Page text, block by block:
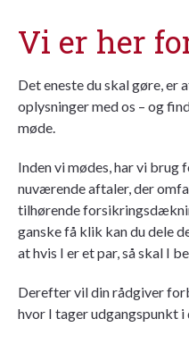
Vi er her
Det eneste du skal gøre, er
oplysninger med os – og
møde.
Inden vi mødes, har vi brug
nuværende aftaler, der
tilhørende
ganske få klik kan du dele
at hvis I er et par, så skal I
Derefter vil din rådgiver
hvor I tager udgangspunkt